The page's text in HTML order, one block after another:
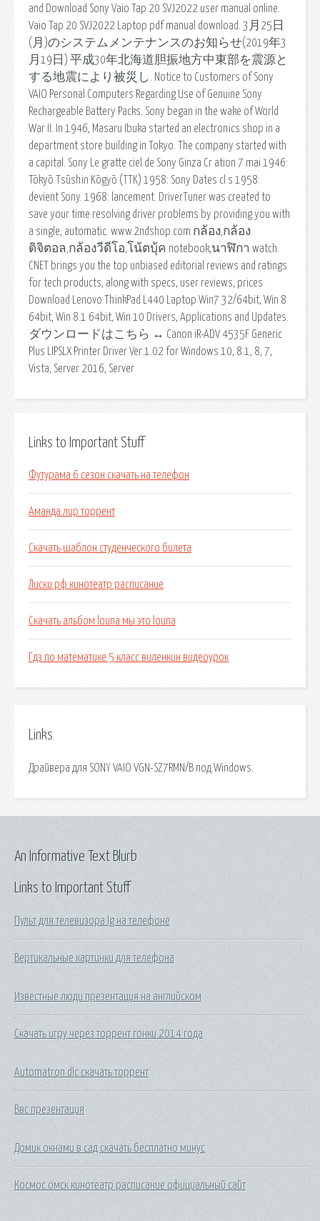
and Download Sony Vaio Tap 20 SVJ2022 user manual online.
Vaio Tap 20 SVJ2022 Laptop pdf manual download. 3月25日
(月)のシステムメンテナンスのお知らせ(2019年3
月19日) 平成30年北海道胆振地方中東部を震源と
する地震により被災し. Notice to Customers of Sony
VAIO Personal Computers Regarding Use of Genuine Sony
Rechargeable Battery Packs. Sony began in the wake of World
War II. In 1946, Masaru Ibuka started an electronics shop in a
department store building in Tokyo. The company started with
a capital. Sony Le gratte ciel de Sony Ginza Cr ation 7 mai 1946:
Tōkyō Tsūshin Kōgyō (TTK) 1958: Sony Dates cl s 1958:
devient Sony. 1968: lancement. DriverTuner was created to
save your time resolving driver problems by providing you with
a single, automatic. www.2ndshop.com กล้อง,กล้อง
ดิจิตอล,กล้องวีดีโอ,โน้ตบุ้ค notebook,นาฬิกา watch.
CNET brings you the top unbiased editorial reviews and ratings
for tech products, along with specs, user reviews, prices
Download Lenovo ThinkPad L440 Laptop Win7 32/64bit, Win 8
64bit, Win 8.1 64bit, Win 10 Drivers, Applications and Updates.
ダウンロードはこちら ↔ Canon iR-ADV 4535F Generic
Plus LIPSLX Printer Driver Ver.1.02 for Windows 10, 8.1, 8, 7,
Vista, Server 2016, Server
Links to Important Stuff
Футурама 6 сезон скачать на телефон
Аманда лир торрент
Скачать шаблон студенческого билета
Лиски рф кинотеатр расписание
Скачать альбом louna мы это louna
Гдз по математике 5 класс виленкин видеоурок
Links
Драйвера для SONY VAIO VGN-SZ7RMN/B под Windows.
Links to Important Stuff
Пульт для телевизора lg на телефоне
Вертикальные картинки для телефона
Известные люди презентация на английском
Скачать игру через торрент гонки 2014 года
Automatron dlc скачать торрент
Ввс презентация
Домик окнами в сад скачать бесплатно минус
Космос омск кинотеатр расписание официальный сайт
An Informative Text Blurb